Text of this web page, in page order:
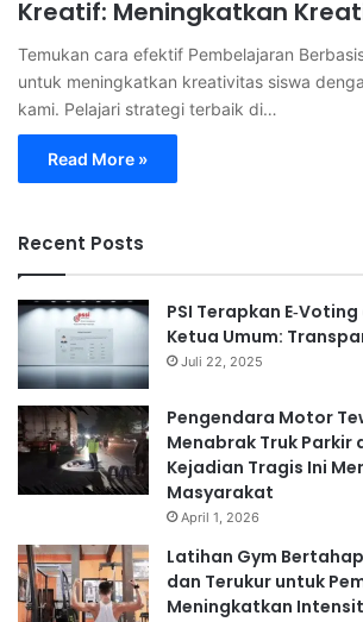
Kreatif: Meningkatkan
Temukan cara efektif Pembelajaran
untuk meningkatkan kreativitas siswa
kami. Pelajari strategi terbaik di…
Read More »
Recent Posts
PSI Terapkan
Ketua Umum:
Juli 22, 2025
Pengendara Motor
Menabrak Truk Parkir
Kejadian Tragis Ini
Masyarakat
April 1, 2026
Latihan Gym
dan Terukur untuk
Meningkatkan